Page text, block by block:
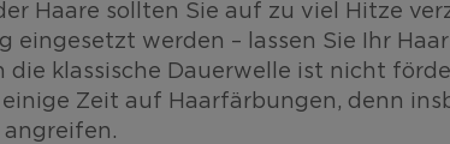
Haare sollten Sie auf zu viel Hitze
eingesetzt werden – lassen Sie Ihr
die klassische Dauerwelle ist nicht
Zeit auf Haarfärbungen, denn
angreifen.